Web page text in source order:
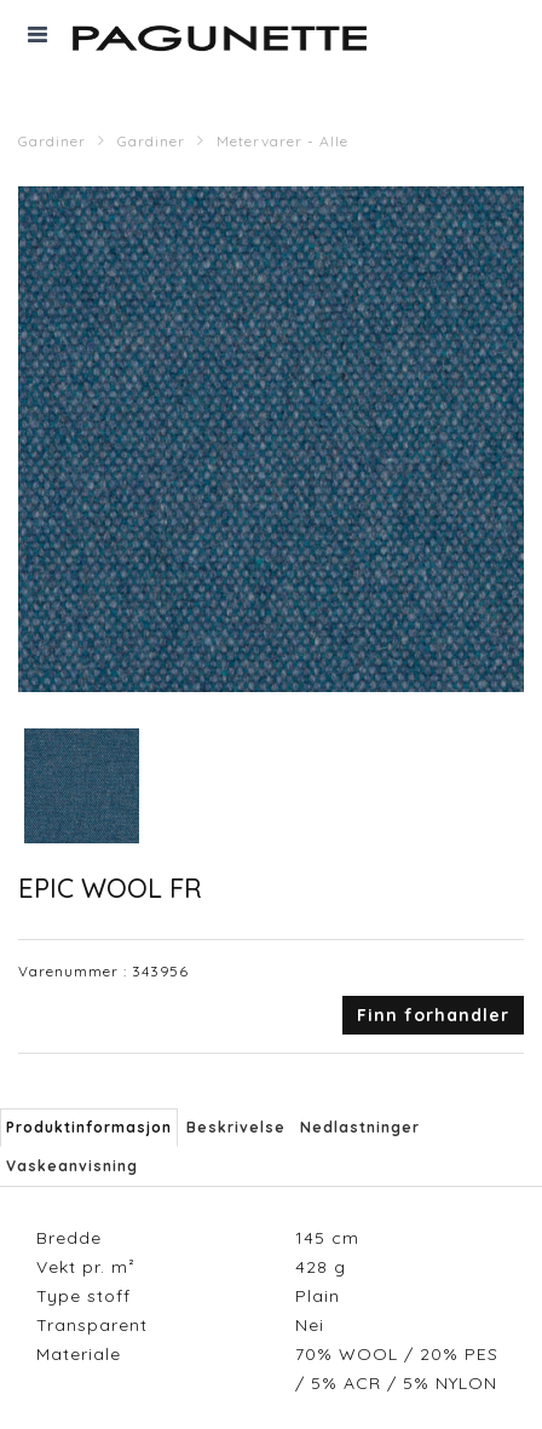
Gardiner Gardiner Metervarer - Alle
EPIC WOOL FR
Varenummer : 343956
Finn forhandler
Produktinformasjon Beskrivelse Nedlastninger
Vaskeanvisning
Bredde 145 cm
Vekt pr. m²
428 g
Type stoff
Plain
Transparent
Nei
Materiale
70% WOOL / 20% PES
/ 5% ACR / 5% NYLON